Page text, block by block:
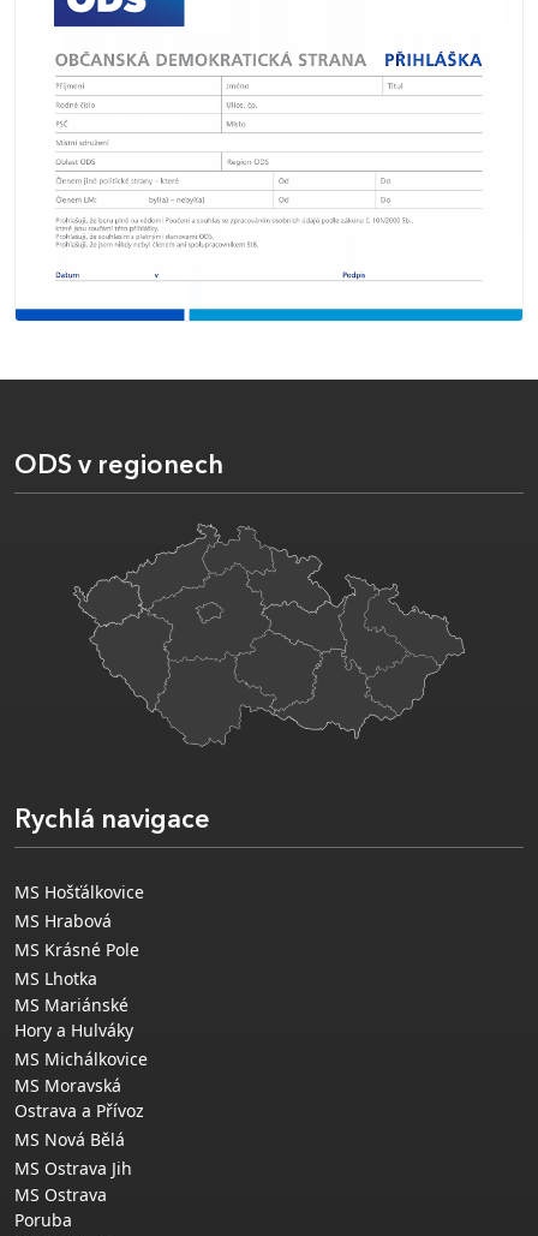
ODS v regionech
Rychlá navigace
MS Hošťálkovice
MS Hrabová
MS Krásné Pole
MS Lhotka
MS Mariánské
Hory a Hulváky
MS Michálkovice
MS Moravská
Ostrava a Přívoz
MS Nová Bělá
MS Ostrava Jih
MS Ostrava
Poruba